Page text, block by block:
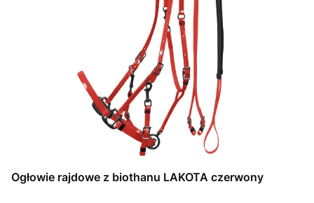
Ogłowie rajdowe z biothanu LAKOTA czerwony